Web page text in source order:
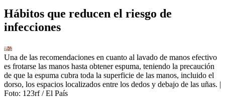
Hábitos que reducen el riesgo de
infecciones
Una de las recomendaciones en cuanto al lavado de manos efectivo
es frotarse las manos hasta obtener espuma, teniendo la precaución
de que la espuma cubra toda la superficie de las manos, incluido el
dorso, los espacios localizados entre los dedos y debajo de las uñas. |
Foto: 123rf / El País